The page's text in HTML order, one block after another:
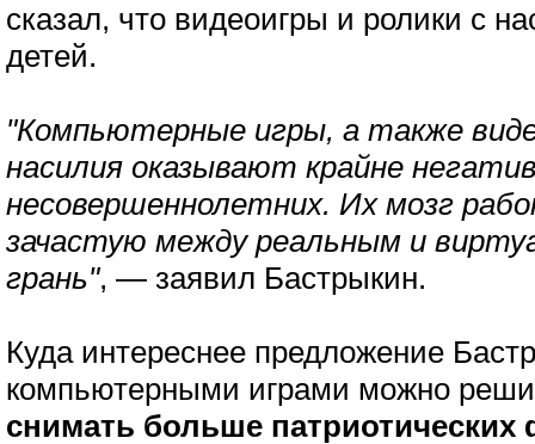
сказал, что видеоигры и ролики с
детей.
"Компьютерные игры, а также
насилия оказывают крайне
несовершеннолетних. Их мозг
зачастую между реальным и
грань", — заявил Бастрыкин.
Куда интереснее предложение
компьютерными играми можно
снимать больше